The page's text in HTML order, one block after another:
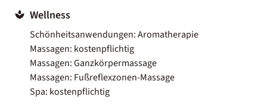
Wellness
Schönheitsanwendungen: Aromatherapie
Massagen: kostenpflichtig
Massagen: Ganzkörpermassage
Massagen: Fußreflexzonen-Massage
Spa: kostenpflichtig